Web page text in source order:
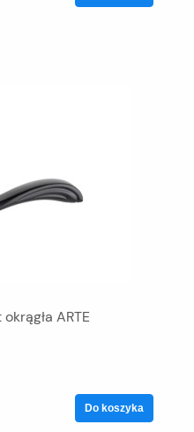
ARTE
Do koszyka